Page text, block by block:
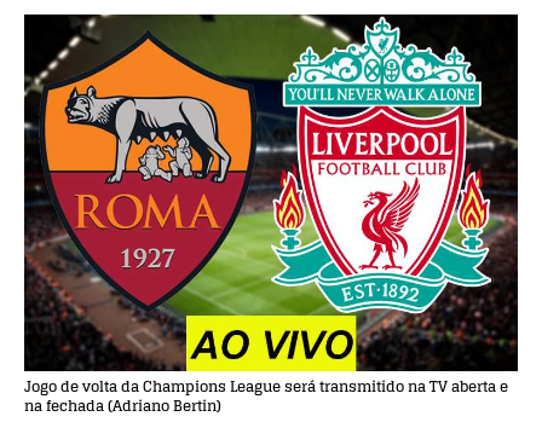
Jogo de volta da Champions League será transmitido na TV aberta e
na fechada (Adriano Bertin)